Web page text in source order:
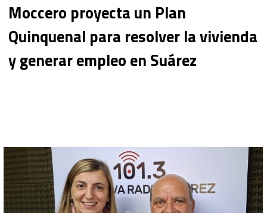
Moccero proyecta un Plan
Quinquenal para resolver la vivienda
y generar empleo en Suárez